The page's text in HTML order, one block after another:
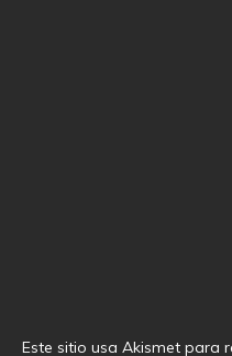
Este sitio usa Akismet para